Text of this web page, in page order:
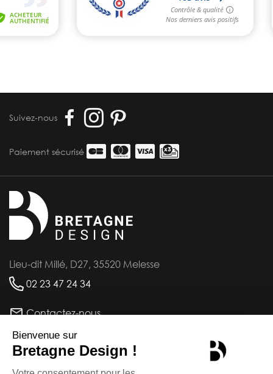
Suivez-nous
Paiement sécurisé
Lieu-dit Millé, D27, 35520 Melesse
02 23 47 24 34
Contactez-nous